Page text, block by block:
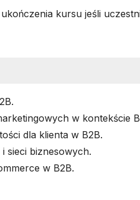
ukończenia kursu jeśli
w kontekście
dla klienta w B2B.
sieci biznesowych.
w B2B.